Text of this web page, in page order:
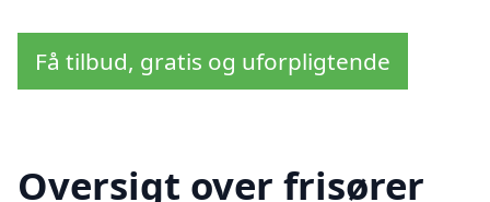
Få tilbud, gratis og uforpligtende
Oversigt over frisører